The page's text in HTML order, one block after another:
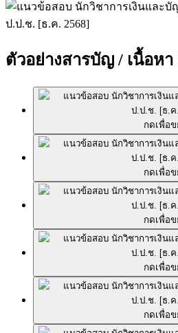
ตัวอย่างสารบัญ / เนื้อหา
กดเพื่อข
กดเพื่อข
กดเพื่อข
กดเพื่อข
กดเพื่อข